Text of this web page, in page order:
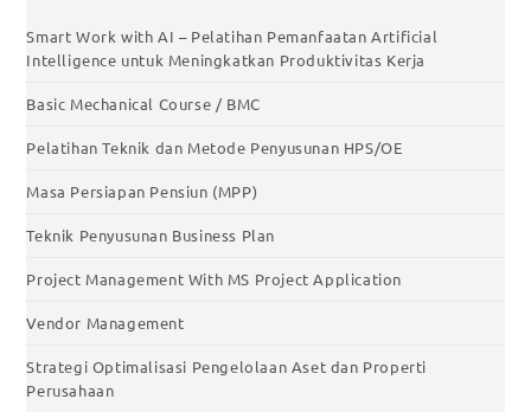
Smart Work with AI – Pelatihan Pemanfaatan Artificial
Intelligence untuk Meningkatkan Produktivitas Kerja
Basic Mechanical Course / BMC
Pelatihan Teknik dan Metode Penyusunan HPS/OE
Masa Persiapan Pensiun (MPP)
Teknik Penyusunan Business Plan
Project Management With MS Project Application
Vendor Management
Strategi Optimalisasi Pengelolaan Aset dan Properti
Perusahaan